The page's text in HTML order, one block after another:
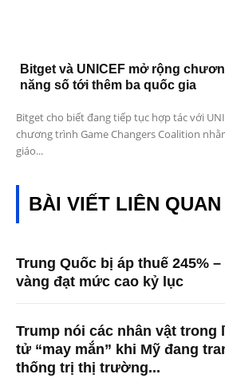
Bitget và UNICEF mở rộng
năng số tới thêm ba quốc gia
Bitget cho biết đang tiếp tục hợp tác với
chương trình Game Changers Coalition
giáo...
BÀI VIẾT LIÊN QUAN
Trung Quốc bị áp thuế 245%
vàng đạt mức cao kỷ lục
Trump nói các nhân vật trong
tử “may mắn” khi Mỹ đang
thống trị thị trường...